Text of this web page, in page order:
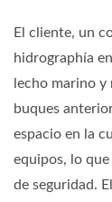
El cliente, un
hidrographía
lecho marino y
buques
espacio en la
equipos, lo que
de seguridad.